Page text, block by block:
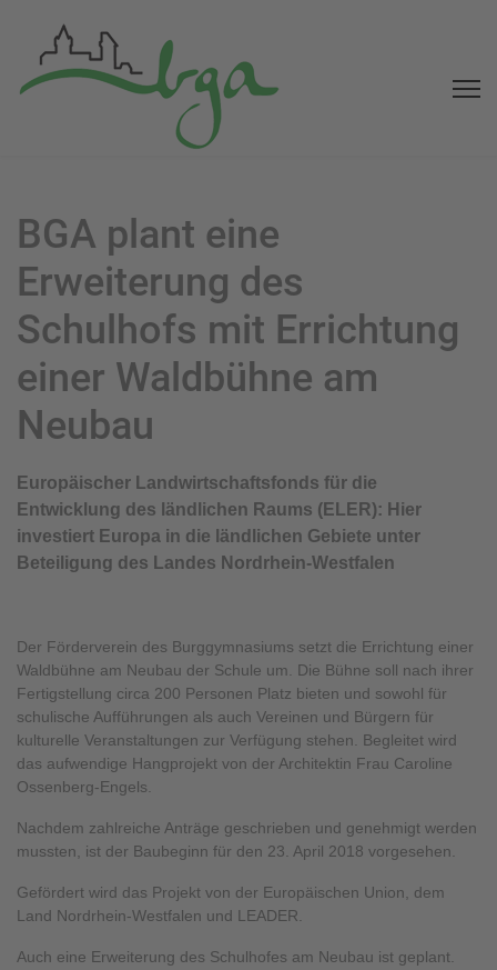
BGA plant eine
Erweiterung des
Schulhofs mit Errichtung
einer Waldbühne am
Neubau
Europäischer Landwirtschaftsfonds für die
Entwicklung des ländlichen Raums (ELER): Hier
investiert Europa in die ländlichen Gebiete unter
Beteiligung des Landes Nordrhein-Westfalen
Der Förderverein des Burggymnasiums setzt die Errichtung einer
Waldbühne am Neubau der Schule um. Die Bühne soll nach ihrer
Fertigstellung circa 200 Personen Platz bieten und sowohl für
schulische Aufführungen als auch Vereinen und Bürgern für
kulturelle Veranstaltungen zur Verfügung stehen. Begleitet wird
das aufwendige Hangprojekt von der Architektin Frau Caroline
Ossenberg-Engels.
Nachdem zahlreiche Anträge geschrieben und genehmigt werden
mussten, ist der Baubeginn für den 23. April 2018 vorgesehen.
Gefördert wird das Projekt von der Europäischen Union, dem
Land Nordrhein-Westfalen und LEADER.
Auch eine Erweiterung des Schulhofes am Neubau ist geplant.